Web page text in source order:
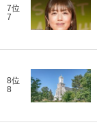
7位
7
8位
8